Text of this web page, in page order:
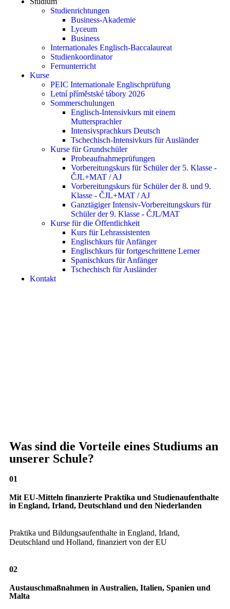
Studienrichtungen
Business-Akademie
Lyceum
Business
Internationales Englisch-Baccalaureat
Studienkoordinator
Fernunterricht
Kurse
PEIC Internationale Englischprüfung
Letní příměstské tábory 2026
Sommerschulungen
Englisch-Intensivkurs mit einem
Muttersprachler
Intensivsprachkurs Deutsch
Tschechisch-Intensivkurs für Ausländer
Kurse für Grundschüler
Probeaufnahmeprüfungen
Vorbereitungskurs für Schüler der 5. Klasse -
ČJL+MAT / AJ
Vorbereitungskurs für Schüler der 8. und 9.
Klasse - ČJL+MAT / AJ
Ganztägiger Intensiv-Vorbereitungskurs für
Schüler der 9. Klasse - ČJL/MAT
Kurse für die Öffentlichkeit
Kurs für Lehrassistenten
Englischkurs für Anfänger
Englischkurs für fortgeschrittene Lerner
Spanischkurs für Anfänger
Tschechisch für Ausländer
Kontakt
Was sind die Vorteile eines Studiums an
unserer Schule?
01
Mit EU-Mitteln finanzierte Praktika und Studienaufenthalte
in England, Irland, Deutschland und den Niederlanden
Praktika und Bildungsaufenthalte in England, Irland,
Deutschland und Holland, finanziert von der EU
02
Austauschmaßnahmen in Australien, Italien, Spanien und
Malta